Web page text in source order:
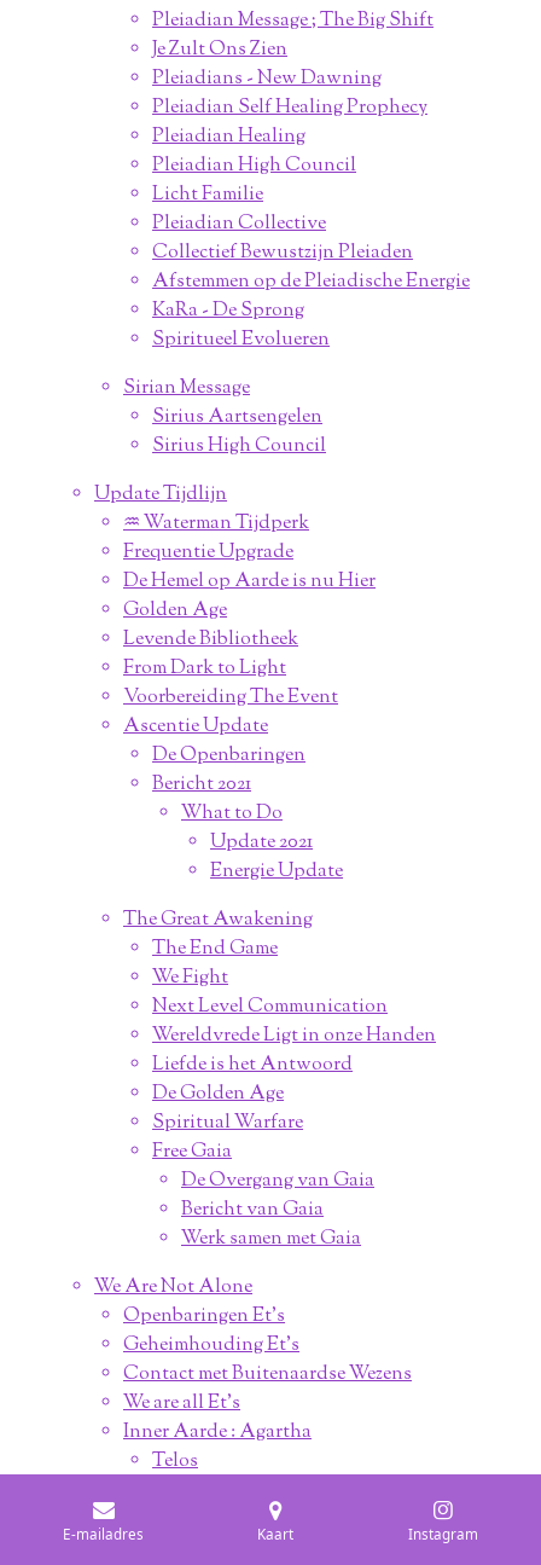
Pleiadian Message ; The Big Shift
Je Zult Ons Zien
Pleiadians - New Dawning
Pleiadian Self Healing Prophecy
Pleiadian Healing
Pleiadian High Council
Licht Familie
Pleiadian Collective
Collectief Bewustzijn Pleiaden
Afstemmen op de Pleiadische Energie
KaRa - De Sprong
Spiritueel Evolueren
Sirian Message
Sirius Aartsengelen
Sirius High Council
Update Tijdlijn
♒︎ Waterman Tijdperk
Frequentie Upgrade
De Hemel op Aarde is nu Hier
Golden Age
Levende Bibliotheek
From Dark to Light
Voorbereiding The Event
Ascentie Update
De Openbaringen
Bericht 2021
What to Do
Update 2021
Energie Update
The Great Awakening
The End Game
We Fight
Next Level Communication
Wereldvrede Ligt in onze Handen
Liefde is het Antwoord
De Golden Age
Spiritual Warfare
Free Gaia
De Overgang van Gaia
Bericht van Gaia
Werk samen met Gaia
We Are Not Alone
Openbaringen Et's
Geheimhouding Et's
Contact met Buitenaardse Wezens
We are all Et's
Inner Aarde : Agartha
Telos
Bericht voor de Mensheid
E-mailadres Kaart Instagram